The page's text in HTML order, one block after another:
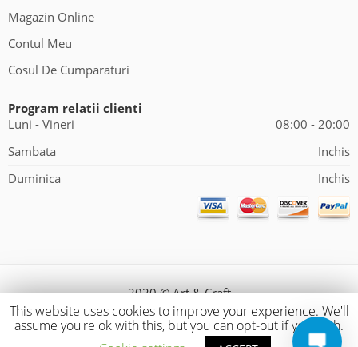
Magazin Online
Contul Meu
Cosul De Cumparaturi
Program relatii clienti
Luni - Vineri
08:00 - 20:00
Sambata
Inchis
Duminica
Inchis
2020 © Art & Craft
This website uses cookies to improve your experience. We'll
assume you're ok with this, but you can opt-out if you wish.